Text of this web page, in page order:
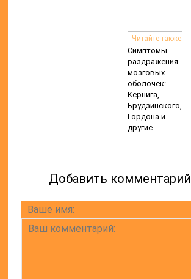
Читайте также:
Симптомы
раздражения
мозговых
оболочек:
Кернига,
Брудзинского,
Гордона и
другие
Добавить комментарий